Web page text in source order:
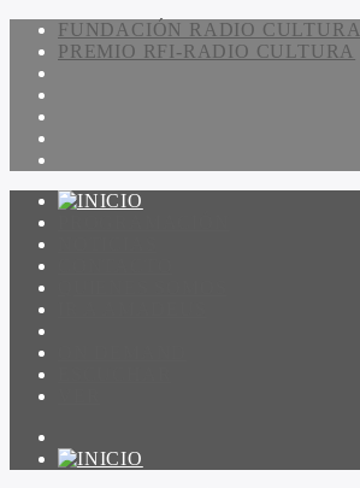
FUNDACIÓN RADIO CULTURA
PREMIO RFI-RADIO CULTURA